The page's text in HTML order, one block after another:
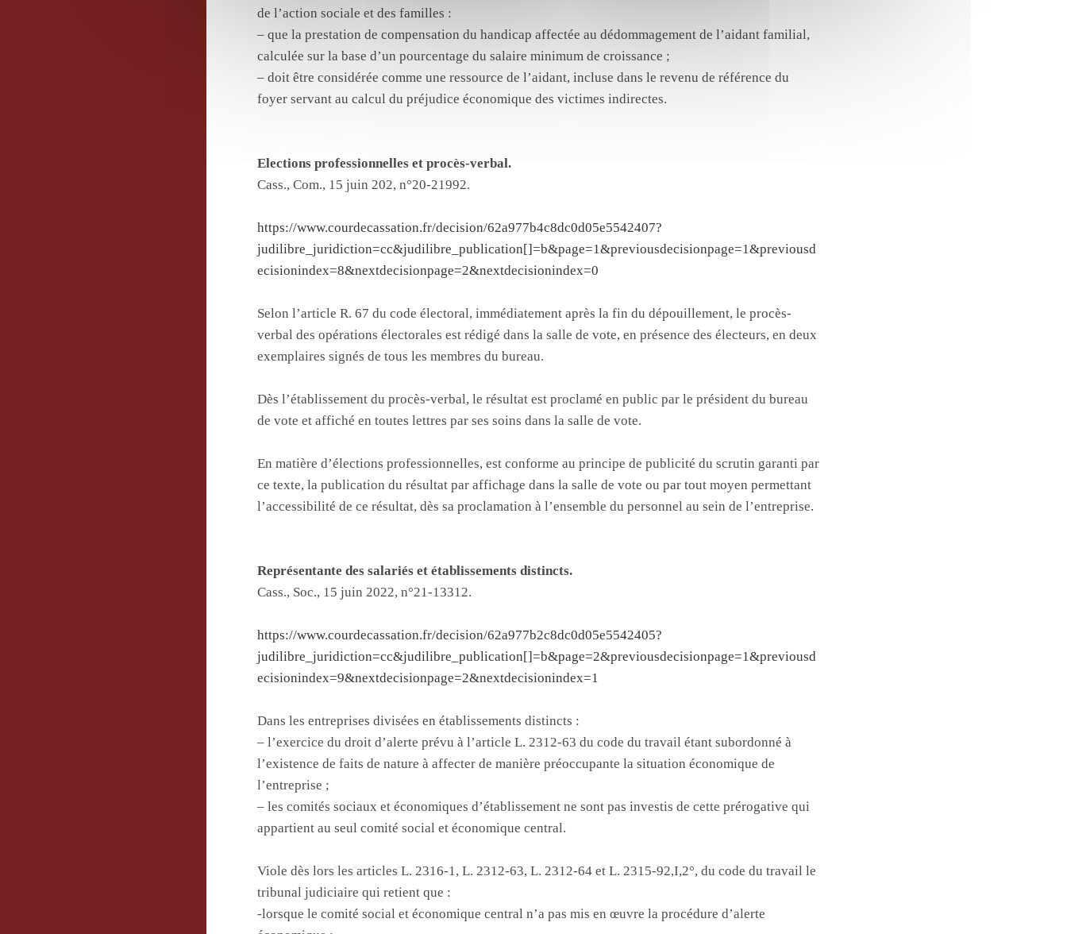
de l’action sociale et des familles :
– que la prestation de compensation du handicap affectée au dédommagement de l’aidant familial,
calculée sur la base d’un pourcentage du salaire minimum de croissance ;
– doit être considérée comme une ressource de l’aidant, incluse dans le revenu de référence du
foyer servant au calcul du préjudice économique des victimes indirectes.
Elections professionnelles et procès-verbal.
Cass., Com., 15 juin 202, n°20-21992.
https://www.courdecassation.fr/decision/62a977b4c8dc0d05e5542407?
judilibre_juridiction=cc&judilibre_publication[]=b&page=1&previousdecisionpage=1&previousd
ecisionindex=8&nextdecisionpage=2&nextdecisionindex=0
Selon l’article R. 67 du code électoral, immédiatement après la fin du dépouillement, le procès-
verbal des opérations électorales est rédigé dans la salle de vote, en présence des électeurs, en deux
exemplaires signés de tous les membres du bureau.
Dès l’établissement du procès-verbal, le résultat est proclamé en public par le président du bureau
de vote et affiché en toutes lettres par ses soins dans la salle de vote.
En matière d’élections professionnelles, est conforme au principe de publicité du scrutin garanti par
ce texte, la publication du résultat par affichage dans la salle de vote ou par tout moyen permettant
l’accessibilité de ce résultat, dès sa proclamation à l’ensemble du personnel au sein de l’entreprise.
Représentante des salariés et établissements distincts.
Cass., Soc., 15 juin 2022, n°21-13312.
https://www.courdecassation.fr/decision/62a977b2c8dc0d05e5542405?
judilibre_juridiction=cc&judilibre_publication[]=b&page=2&previousdecisionpage=1&previousd
ecisionindex=9&nextdecisionpage=2&nextdecisionindex=1
Dans les entreprises divisées en établissements distincts :
– l’exercice du droit d’alerte prévu à l’article L. 2312-63 du code du travail étant subordonné à
l’existence de faits de nature à affecter de manière préoccupante la situation économique de
l’entreprise ;
– les comités sociaux et économiques d’établissement ne sont pas investis de cette prérogative qui
appartient au seul comité social et économique central.
Viole dès lors les articles L. 2316-1, L. 2312-63, L. 2312-64 et L. 2315-92,I,2°, du code du travail le
tribunal judiciaire qui retient que :
-lorsque le comité social et économique central n’a pas mis en œuvre la procédure d’alerte